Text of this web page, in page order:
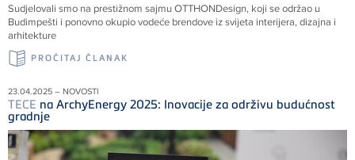
Sudjelovali smo na prestižnom sajmu OTTHONDesign, koji se održao u
Budimpešti i ponovno okupio vodeće brendove iz svijeta interijera, dizajna i
arhitekture
PROČITAJ ČLANAK
23.04.2025 – NOVOSTI
TECE na ArchyEnergy 2025: Inovacije za održivu budućnost
gradnje